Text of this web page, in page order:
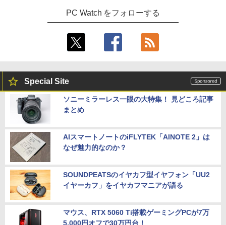
薄型 軽量 初心者 学生 ビジネス 初期設定
済み 新モデル ホワイト ピンク シルバー
￥29,980
MS Office 2024 H&B 搭載｜中古ノート
パソコン Windows11 Office付｜Core i5
第10世代 以降 メモリ 8GB SSD 256GB
｜富士通 LIFEBOOK A5510｜中古 ノー
トパソコン オフィス付き 中古PC ノート
￥34,800
【本日限定10％OFF】N150/3500Uより
コスパ最強【楽天1位連続受賞】NIPOGI
定 4C/4T 最大3.7GHz Win11 Pro 16GB+
512GB SSD ミニパソコン USB3.2×6 3画
5
【中古】Aランク Dell OptiPlex 5090SF
￥69,800
[5%OFFクーポン 10日朝まで]【公式限
定】 液晶ディスプレイ 23.8インチ ワイ
視野角 PTFWLD-24W PTFBLD-24W プ
リンストン 23.8型 FHD 液晶モニター H
DMI スピーカー内蔵 ディスプレイ モニ
ター
￥22,000
PC Watch をフォローする
Special Site
ソニーミラーレス一眼の大特集！ 見どころ記事
まとめ
AIスマートノートのiFLYTEK「AINOTE 2」は
なぜ魅力的なのか？
SOUNDPEATSのイヤカフ型イヤフォン「UU2
イヤーカフ」をイヤカフマニアが語る
マウス、RTX 5060 Ti搭載ゲーミングPCが7万
5,000円オフで30万円台！